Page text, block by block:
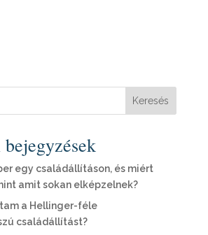
Keresés
egy családállításon, és miért
amit sokan elképzelnek?
a Hellinger-féle
családállítást?